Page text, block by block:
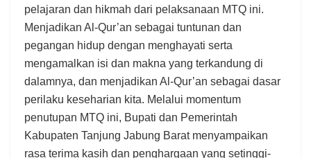
pelajaran dan hikmah dari pelaksanaan MTQ ini.
Menjadikan Al-Qur’an sebagai tuntunan dan
pegangan hidup dengan menghayati serta
mengamalkan isi dan makna yang terkandung di
dalamnya, dan menjadikan Al-Qur’an sebagai dasar
perilaku keseharian kita. Melalui momentum
penutupan MTQ ini, Bupati dan Pemerintah
Kabupaten Tanjung Jabung Barat menyampaikan
rasa terima kasih dan penghargaan yang setinggi-